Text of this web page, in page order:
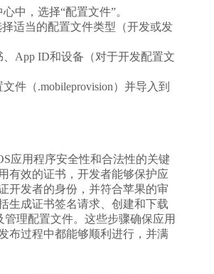
心中，选择“配置文件”。
择适当的配置文件类型（开发或发
App ID和设备（对于开发配置文
件（.mobileprovision）并导入到
应用程序安全性和合法性的关键
有效的证书，开发者能够保护应
开发者的身份，并符合苹果的审
生成证书签名请求、创建和下载
管理配置文件。这些步骤确保应用
布过程中都能够顺利进行，并满